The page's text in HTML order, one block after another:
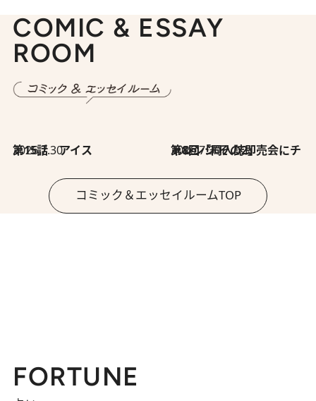
COMIC & ESSAY
ROOM
2026.7.30
第15話 アイス 2026.7.30
第8回「同人誌即売会にチャレンジ その2」
コミック＆エッセイルームTOP
FORTUNE